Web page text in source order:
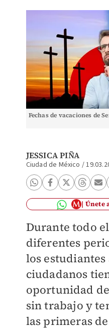
Fechas de vacaciones de
JESSICA PIÑA
Ciudad de México /
Únete
Durante todo
diferentes
los estudiantes
ciudadanos
oportunidad
sin trabajo y
las primeras